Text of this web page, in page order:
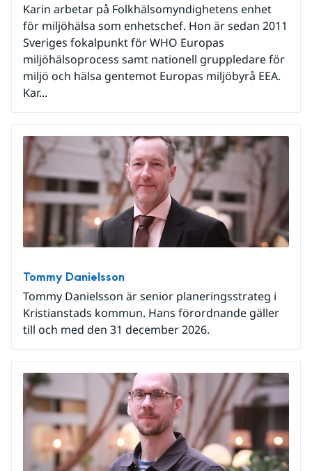
Karin arbetar på Folkhälsomyndighetens enhet
för miljöhälsa som enhetschef. Hon är sedan 2011
Sveriges fokalpunkt för WHO Europas
miljöhälsoprocess samt nationell gruppledare för
miljö och hälsa gentemot Europas miljöbyrå EEA.
Kar...
Tommy Danielsson
Tommy Danielsson är senior planeringsstrateg i
Kristianstads kommun. Hans förordnande gäller
till och med den 31 december 2026.